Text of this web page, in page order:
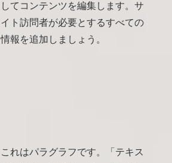
してコンテンツを編集します。サ
イト訪問者が必要とするすべての
情報を追加しましょう。
これはパラグラフです。「テキス